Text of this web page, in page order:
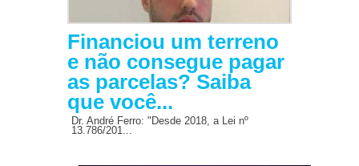
Financiou um terreno
e não consegue pagar
as parcelas? Saiba
que você...
Dr. André Ferro: "Desde 2018, a Lei nº
13.786/201...